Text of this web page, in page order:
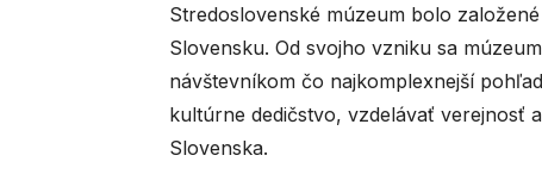
Stredoslovenské múzeum bolo
Slovensku. Od svojho vzniku sa
návštevníkom čo najkomplexnejší
kultúrne dedičstvo, vzdelávať verejnosť
Slovenska.